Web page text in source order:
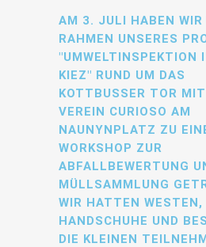
AM 3. JULI HABEN WIR
RAHMEN UNSERES
"UMWELTINSPEKTION
KIEZ" RUND UM DAS
KOTTBUSSER TOR
VEREIN CURIOSO AM
NAUNYNPLATZ ZU
WORKSHOP ZUR
ABFALLBEWERTUNG
MÜLLSAMMLUNG
WIR HATTEN WESTEN,
HANDSCHUHE UND
DIE KLEINEN